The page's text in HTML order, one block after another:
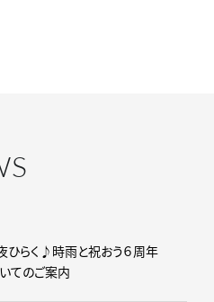
ひらく♪時雨と祝おう６周年
てのご案内